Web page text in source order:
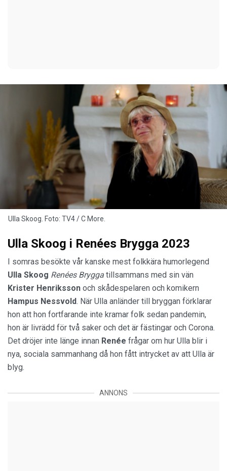
Ulla Skoog. Foto: TV4 / C More.
Ulla Skoog i Renées Brygga 2023
I somras besökte vår kanske mest folkkära humorlegend
Ulla Skoog Renées Brygga tillsammans med sin vän
Krister Henriksson och skådespelaren och komikern
Hampus Nessvold. När Ulla anländer till bryggan förklarar
hon att hon fortfarande inte kramar folk sedan pandemin,
hon är livrädd för två saker och det är fästingar och Corona.
Det dröjer inte länge innan Renée frågar om hur Ulla blir i
nya, sociala sammanhang då hon fått intrycket av att Ulla är
blyg.
ANNONS